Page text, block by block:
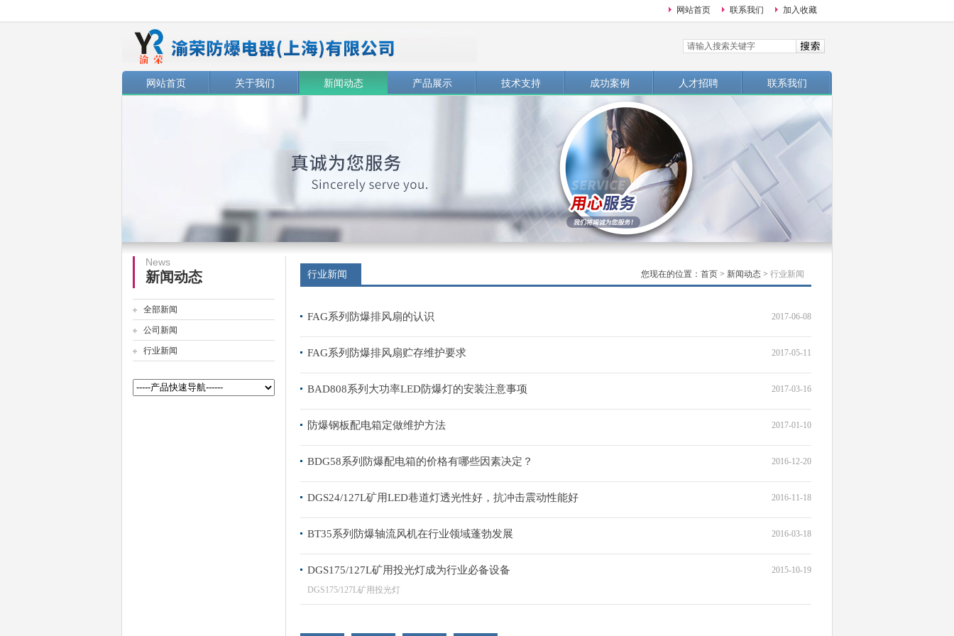
公司名称
网站首页 联系我们 加入收藏
网站首页 关于我们 新闻动态 产品展示 技术支持 成功案例 人才招聘 联系我们
News
新闻动态
全部新闻
公司新闻
行业新闻
行业新闻 您现在的位置： 首页 > 新闻动态 > 行业新闻
FAG系列防爆排风扇的认识 2017-06-08
FAG系列防爆排风扇贮存维护要求 2017-05-11
BAD808系列大功率LED防爆灯的安装注意事项 2017-03-16
防爆钢板配电箱定做维护方法 2017-01-10
BDG58系列防爆配电箱的价格有哪些因素决定？ 2016-12-20
DGS24/127L矿用LED巷道灯透光性好，抗冲击震动性能好 2016-11-18
BT35系列防爆轴流风机在行业领域蓬勃发展 2016-03-18
DGS175/127L矿用投光灯成为行业必备设备
2015-10-19
DGS175/127L矿用投光灯